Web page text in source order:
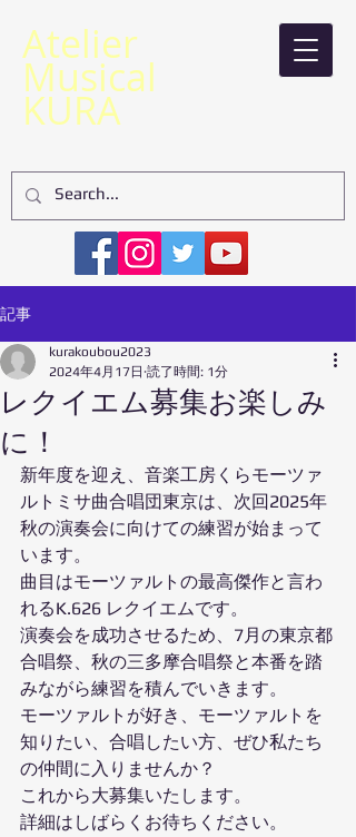
​Atelier
Musical
KURA
記事
レクイエム募集お楽しみ
に！
kurakoubou2023
2024年4月17日 読了時間: 1分
新年度を迎え、音楽工房くらモーツァ
ルトミサ曲合唱団東京は、次回2025年
秋の演奏会に向けての練習が始まって
います。
曲目はモーツァルトの最高傑作と言わ
れるK.626 レクイエムです。
演奏会を成功させるため、7月の東京都
合唱祭、秋の三多摩合唱祭と本番を踏
みながら練習を積んでいきます。
モーツァルトが好き、モーツァルトを
知りたい、合唱したい方、ぜひ私たち
の仲間に入りませんか？
これから大募集いたします。
詳細はしばらくお待ちください。